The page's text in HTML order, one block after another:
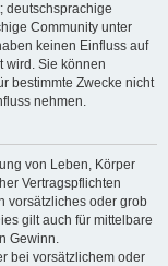
deutschsprachige
Community unter
keinen Einfluss auf
wird. Sie können
bestimmte Zwecke nicht
nehmen.
von Leben, Körper
Vertragspflichten
vorsätzliches oder grob
gilt auch für mittelbare
Gewinn.
bei vorsätzlichem oder